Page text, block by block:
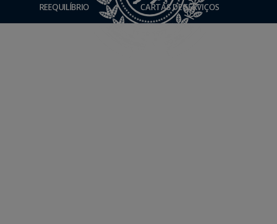
REEQUILÍBRIO CARTAS DE SERVIÇOS